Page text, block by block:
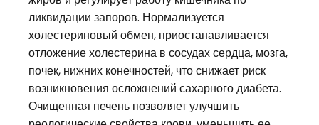
ликвидации запоров. Нормализуется
холестериновый обмен, приостанавливается
отложение холестерина в сосудах сердца, мозга,
почек, нижних конечностей, что снижает риск
возникновения осложнений сахарного диабета.
Очищенная печень позволяет улучшить